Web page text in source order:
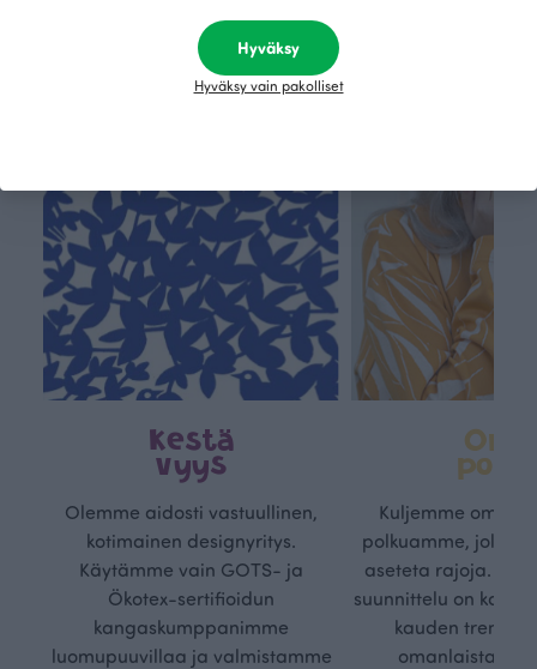
Tämä on Paapii
Kestä
vyys
Olemme aidosti vastuullinen,
kotimainen designyritys.
Käytämme vain GOTS- ja
Ökotex-sertifioidun
kangaskumppanimme
luomupuuvillaa ja valmistamme
Oma
Kuljemme omaa,
polkuamme, jolla
aseteta rajoja.
suunnittelu on
kauden
omanlaista,
Hyväksy
Hyväksy vain pakolliset